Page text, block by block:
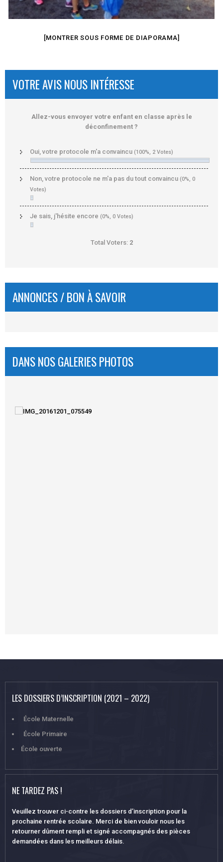
[MONTRER SOUS FORME DE DIAPORAMA]
VOTRE AVIS NOUS INTÉRESSE
Allez-vous envoyer votre enfant en classe après le
déconfinement ?
Oui, votre protocole m'a convaincu (100%, 2 Votes)
Non, votre protocole ne m'a pas du tout convaincu (0%, 0
Votes)
Je sais, j'hésite encore (0%, 0 Votes)
Total Voters: 2
ANNONCES / BON À SAVOIR
DANS NOS GALERIES PHOTOS
LES DOSSIERS D’INSCRIPTION (2021 – 2022)
École Maternelle
École Primaire
École ouverte
NE TARDEZ PAS !
Veuillez trouver ci-contre les dossiers d’inscription pour la
prochaine rentrée scolaire. Merci de bien vouloir nous les
retourner dûment rempli et signé accompagnés des pièces
demandées dans les meilleurs délais.